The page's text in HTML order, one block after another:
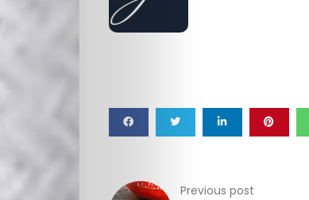
Previous post